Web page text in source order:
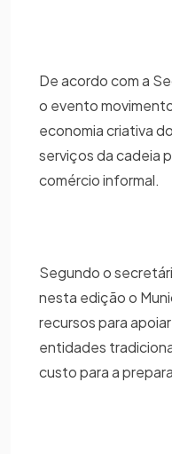
De acordo com a
o evento
economia criativa
serviços da cadeia
comércio informal.
Segundo o
nesta edição o
recursos para
entidades
custo para a